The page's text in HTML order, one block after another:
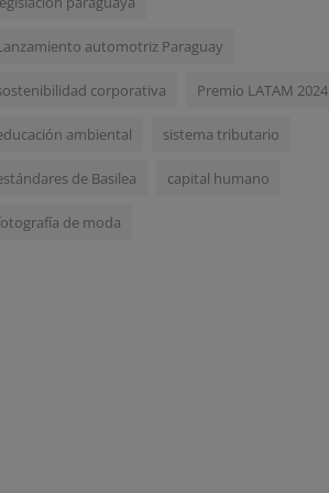
automotriz Paraguay
corporativa Premio LATAM 2024
ambiental sistema tributario
de Basilea capital humano
de moda